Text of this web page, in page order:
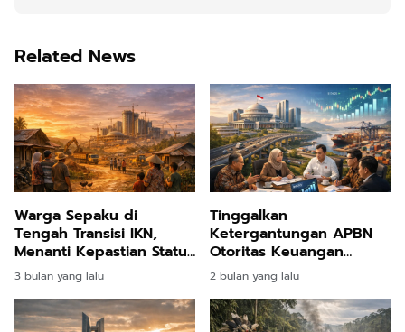
Related News
Warga Sepaku di
Tengah Transisi IKN,
Menanti Kepastian Status
dan Hak Politik
3 bulan yang lalu
Tinggalkan
Ketergantungan APBN
Otoritas Keuangan
Tantang Kalbar Masuk
Lantai Bursa
2 bulan yang lalu